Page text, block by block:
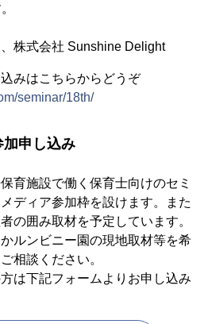
株式会社 Sunshine Delight
みはこちらからどうぞ
seminar/18th/
加申し込み
育施設で働く保育士向けのセミ
ディア参加枠を設けます。また
の囲み取材を予定しています。
ルンビニー園の現地取材等を希
相談ください。
は下記フォームよりお申し込み